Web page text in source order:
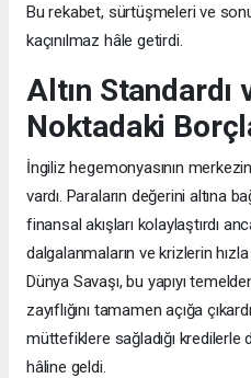
Bu rekabet, sürtüşmeleri ve
kaçınılmaz hâle getirdi.
Altın Standardı
Noktadaki
İngiliz hegemonyasının
vardı. Paraların değerini altına
finansal akışları kolaylaştırdı
dalgalanmaların ve krizlerin
Dünya Savaşı, bu yapıyı
zayıflığını tamamen açığa
müttefiklere sağladığı kredilerle
hâline geldi.